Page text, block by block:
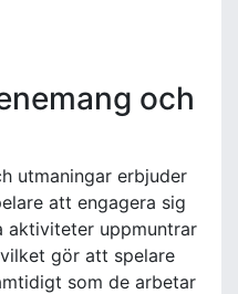
och
utmaningar erbjuder
att engagera sig
aktiviteter uppmuntrar
gör att spelare
som de arbetar